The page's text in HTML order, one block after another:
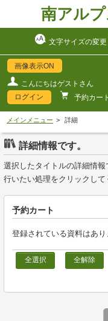
南アル
文字サイズの変更
画像表示ON
こんにちはゲストさん
ログイン
予約カート
メインメニュー 詳細
詳細情報です。
選択したタイトルの詳細情報
行いたい処理をクリックして
予約カート
登録されている資料はあり
全選択 全解除